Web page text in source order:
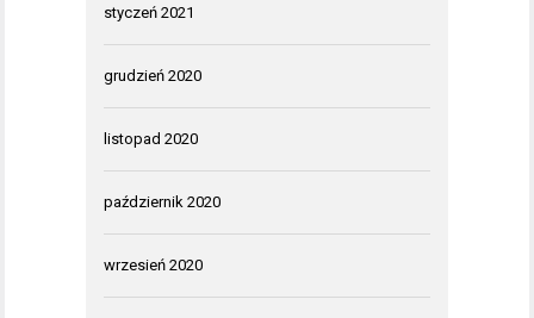
styczeń 2021
grudzień 2020
listopad 2020
październik 2020
wrzesień 2020